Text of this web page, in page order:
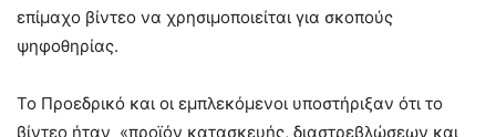
επίμαχο βίντεο να χρησιμοποιείται για σκοπούς
ψηφοθηρίας.
Το Προεδρικό και οι εμπλεκόμενοι υποστήριξαν ότι το
βίντεο ήταν «προϊόν κατασκευής, διαστρεβλώσεων και